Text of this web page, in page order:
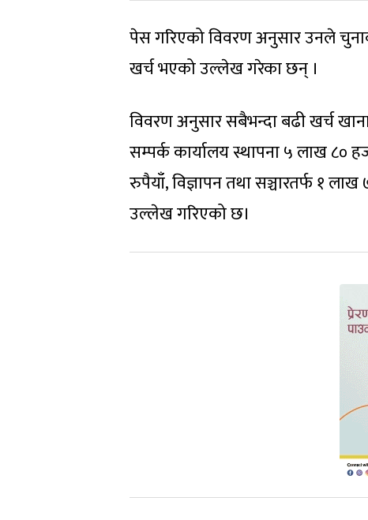
पेस गरिएको विवरण अनुसार उनले
खर्च भएको उल्लेख गरेका छन् ।
विवरण अनुसार सबैभन्दा बढी खर्च
सम्पर्क कार्यालय स्थापना ५ लाख ८०
रुपैयाँ, विज्ञापन तथा सञ्चारतर्फ १
उल्लेख गरिएको छ।